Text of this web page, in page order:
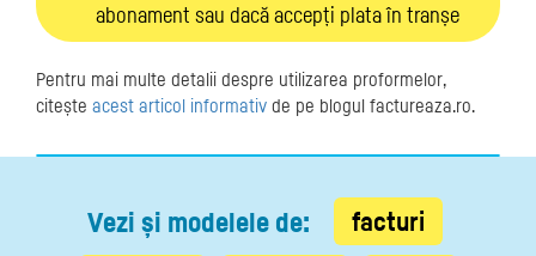
abonament sau dacă accepți plata în tranșe
Pentru mai multe detalii despre utilizarea proformelor,
citește acest articol informativ de pe blogul factureaza.ro.
Vezi și modelele de:
facturi